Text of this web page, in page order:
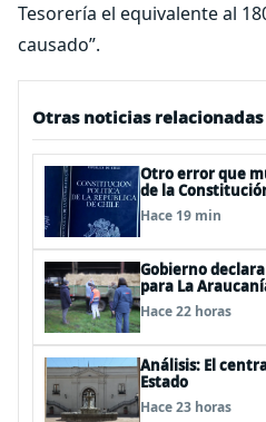
Tesorería el equivalente al
causado”.
Otras noticias relacionadas
Otro error que
de la
resguardar la
proteger a los
Hace 19 min
Gobierno
para La
de sistemas
Hace 22 horas
Análisis: El
Estado
Hace 23 horas